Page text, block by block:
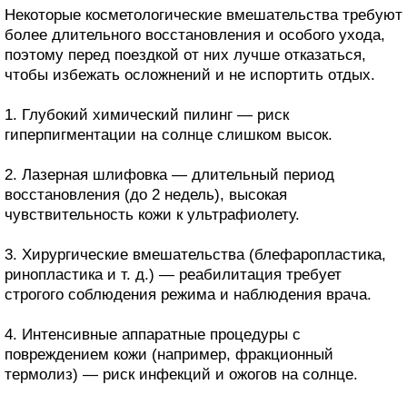
Некоторые косметологические вмешательства требуют
более длительного восстановления и особого ухода,
поэтому перед поездкой от них лучше отказаться,
чтобы избежать осложнений и не испортить отдых.
1. Глубокий химический пилинг — риск
гиперпигментации на солнце слишком высок.
2. Лазерная шлифовка — длительный период
восстановления (до 2 недель), высокая
чувствительность кожи к ультрафиолету.
3. Хирургические вмешательства (блефаропластика,
ринопластика и т. д.) — реабилитация требует
строгого соблюдения режима и наблюдения врача.
4. Интенсивные аппаратные процедуры с
повреждением кожи (например, фракционный
термолиз) — риск инфекций и ожогов на солнце.